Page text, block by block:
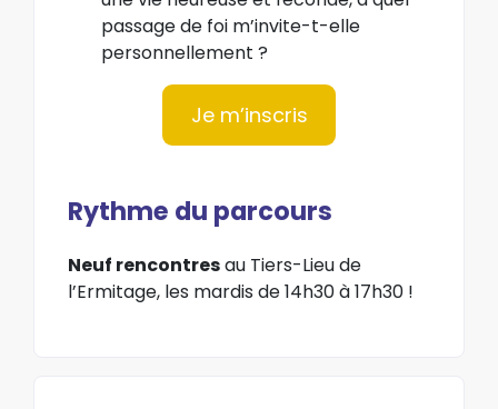
passage de foi m’invite-t-elle
personnellement ?
Je m’inscris
Rythme du parcours
Neuf rencontresau Tiers-Lieu de
l’Ermitage, les mardis de 14h30 à 17h30 !